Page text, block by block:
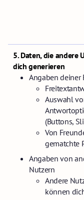
5. Daten, die andere
dich generieren
Angaben deiner
Auswahl
(Buttons,
Von
gematchte
Angaben von
Nutzern
Andere
können